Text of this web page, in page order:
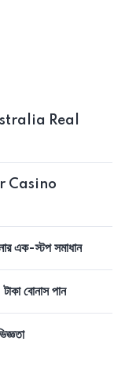
Real
Casino
এক-স্টপ সমাধান
বোনাস পান